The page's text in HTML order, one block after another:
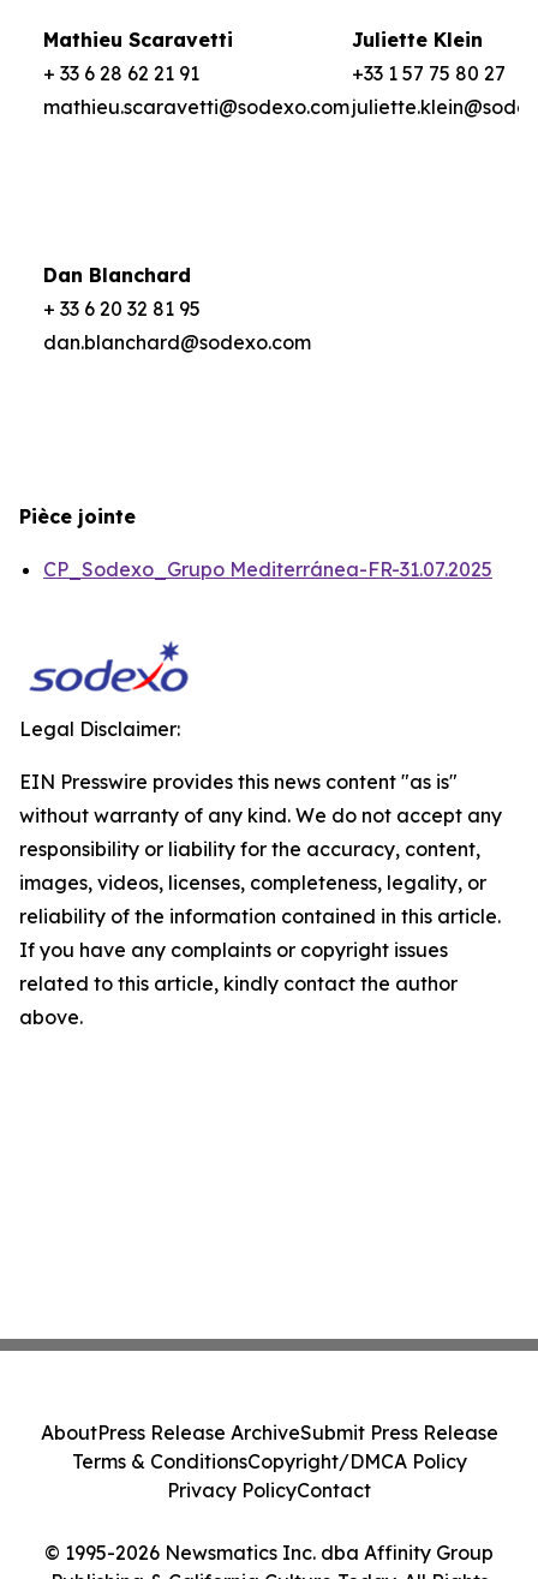
Mathieu Scaravetti
+ 33 6 28 62 21 91
mathieu.scaravetti@sodexo.com
Dan Blanchard
+ 33 6 20 32 81 95
dan.blanchard@sodexo.com
Juliette Klein
+33 1 57 75 80 27
Pièce jointe
CP_Sodexo_Grupo Mediterránea-FR-31.07.2025
Legal Disclaimer:
EIN Presswire provides this news content "as is"
without warranty of any kind. We do not accept any
responsibility or liability for the accuracy, content,
images, videos, licenses, completeness, legality, or
reliability of the information contained in this article.
If you have any complaints or copyright issues
related to this article, kindly contact the author
above.
© 1995-2026 Newsmatics Inc. dba Affinity Group
AboutPress Release ArchiveSubmit Press Release
Terms & ConditionsCopyright/DMCA Policy
Privacy PolicyContact